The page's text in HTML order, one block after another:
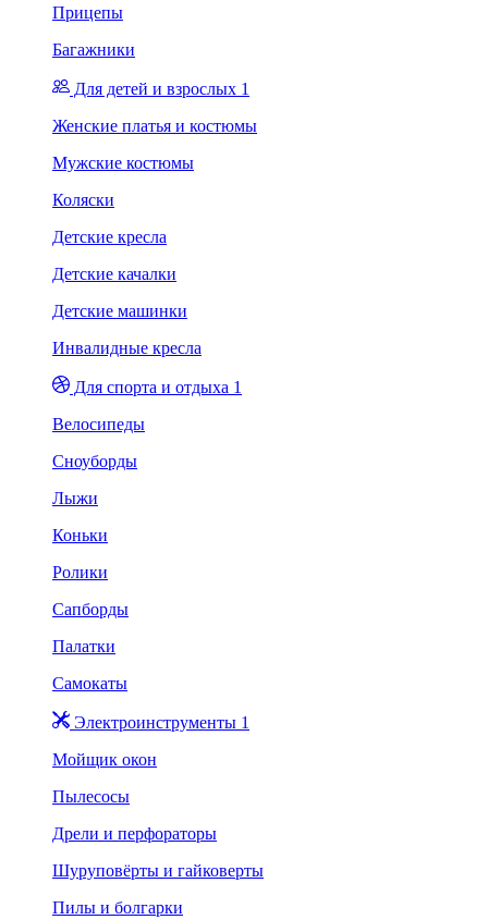
Прицепы
Багажники
Для детей и взрослых 1
Женские платья и костюмы
Мужские костюмы
Коляски
Детские кресла
Детские качалки
Детские машинки
Инвалидные кресла
Для спорта и отдыха 1
Велосипеды
Сноуборды
Лыжи
Коньки
Ролики
Сапборды
Палатки
Самокаты
Электроинструменты 1
Мойщик окон
Пылесосы
Дрели и перфораторы
Шуруповёрты и гайковерты
Пилы и болгарки